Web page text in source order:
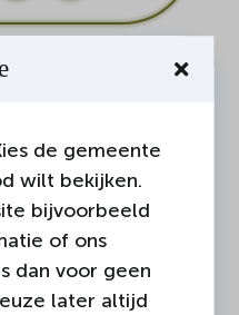
de gemeente
wilt bekijken.
bijvoorbeeld
of ons
dan voor geen
later altijd